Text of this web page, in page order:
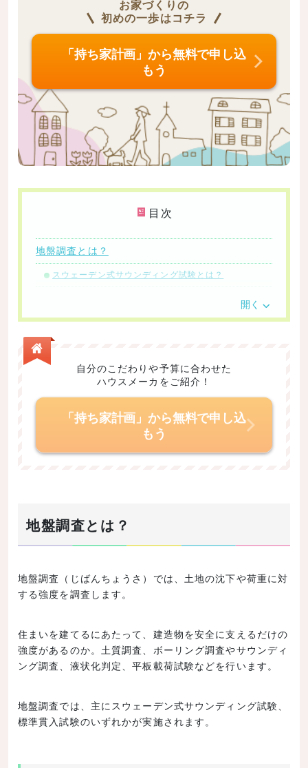
お家づくりの
初めの一歩はコチラ
「持ち家計画」から無料で申し込
もう
目次
地盤調査とは？
スウェーデン式サウンディング試験とは？
地盤調査の費用
地盤調査のチェック項目一覧
まとめ｜地盤調査で安全な土地を手に入れよう
開く
自分のこだわりや予算に合わせた
ハウスメーカをご紹介！
「持ち家計画」から無料で申し込
もう
地盤調査とは？
地盤調査（じばんちょうさ）では、土地の沈下や荷重に対
する強度を調査します。
住まいを建てるにあたって、建造物を安全に支えるだけの
強度があるのか。土質調査、ボーリング調査やサウンディ
ング調査、液状化判定、平板載荷試験などを行います。
地盤調査では、主にスウェーデン式サウンディング試験、
標準貫入試験のいずれかが実施されます。